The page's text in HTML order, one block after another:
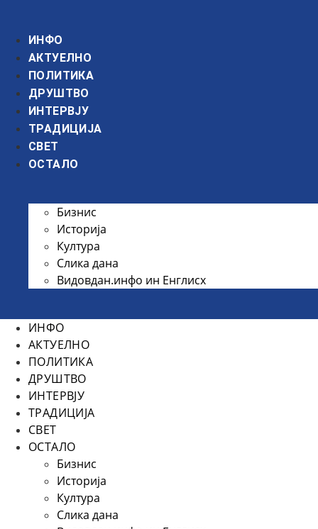
садржајИНФО
АКТУЕЛНО
ПОЛИТИКА
ДРУШТВО
ИНТЕРВЈУ
ТРАДИЦИЈА
СВЕТ
ОСТАЛО
Бизнис
Историја
Култура
Слика дана
Видовдан.инфо ин Енглисх
ИНФО
АКТУЕЛНО
ПОЛИТИКА
ДРУШТВО
ИНТЕРВЈУ
ТРАДИЦИЈА
СВЕТ
ОСТАЛО
Бизнис
Историја
Култура
Слика дана